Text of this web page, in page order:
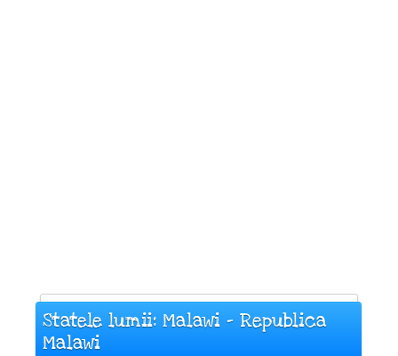
Statele lumii: Malawi - Republica
Malawi